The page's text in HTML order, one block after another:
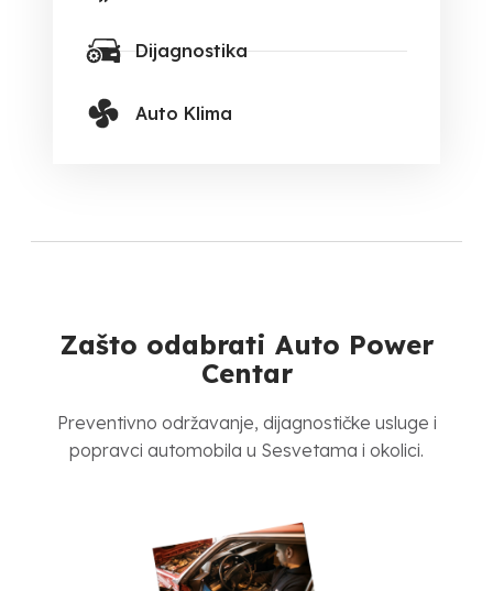
Dijagnostika
Auto Klima
Zašto odabrati Auto Power
Centar
Preventivno održavanje, dijagnostičke usluge i
popravci automobila u Sesvetama i okolici.